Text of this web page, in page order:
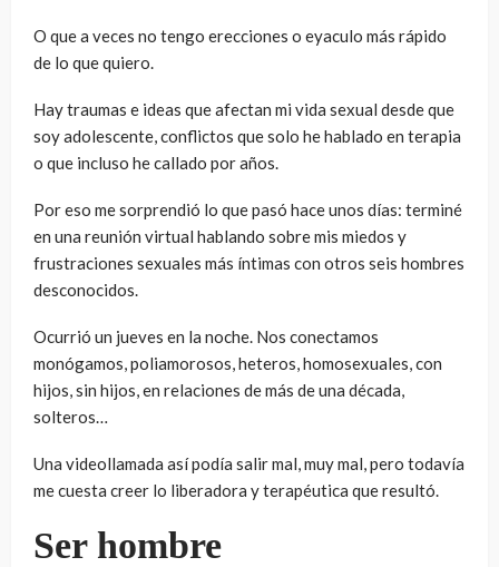
O que a veces no tengo erecciones o eyaculo más rápido
de lo que quiero.
Hay traumas e ideas que afectan mi vida sexual desde que
soy adolescente, conflictos que solo he hablado en terapia
o que incluso he callado por años.
Por eso me sorprendió lo que pasó hace unos días: terminé
en una reunión virtual hablando sobre mis miedos y
frustraciones sexuales más íntimas con otros seis hombres
desconocidos.
Ocurrió un jueves en la noche. Nos conectamos
monógamos, poliamorosos, heteros, homosexuales, con
hijos, sin hijos, en relaciones de más de una década,
solteros…
Una videollamada así podía salir mal, muy mal, pero todavía
me cuesta creer lo liberadora y terapéutica que resultó.
Ser hombre